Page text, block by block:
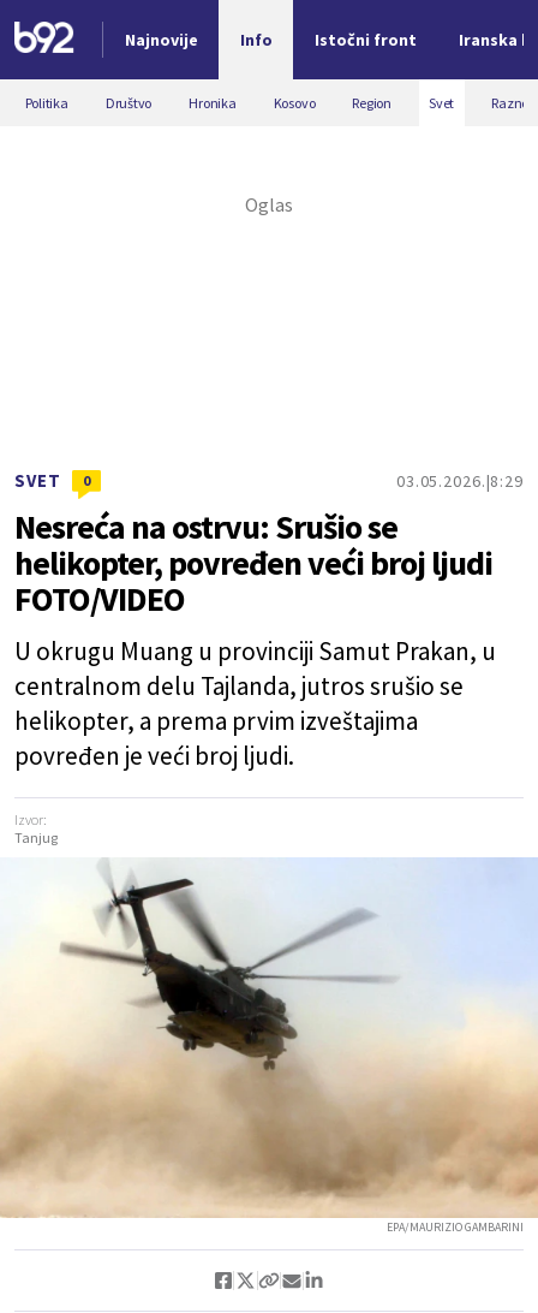
Najnovije Info Istočni front Iranska
Nova vest
Politika Društvo Hronika Kosovo Region Svet Razno
SVET 0 03.05.2026. 8:29
Nesreća na ostrvu: Srušio se
helikopter, povređen veći broj ljudi
FOTO/VIDEO
U okrugu Muang u provinciji Samut Prakan, u
centralnom delu Tajlanda, jutros srušio se
helikopter, a prema prvim izveštajima
povređen je veći broj ljudi.
Izvor:
Tanjug
EPA/MAURIZIO GAMBARINI